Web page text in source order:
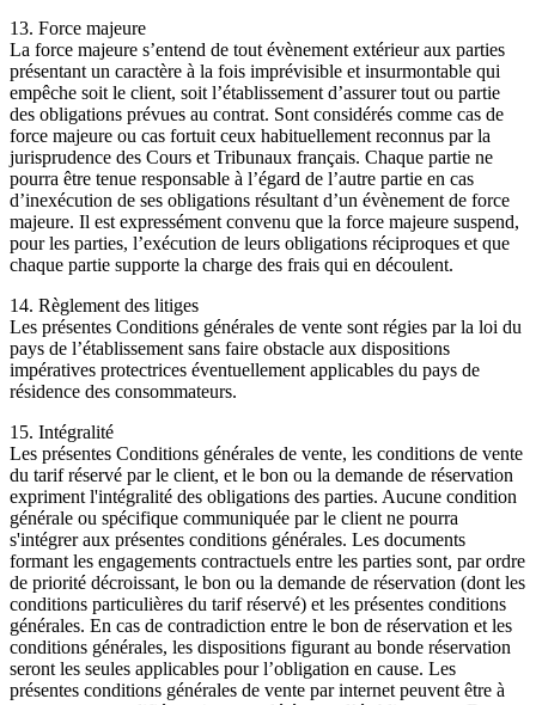
13. Force majeure
La force majeure s’entend de tout évènement extérieur aux parties
présentant un caractère à la fois imprévisible et insurmontable qui
empêche soit le client, soit l’établissement d’assurer tout ou partie
des obligations prévues au contrat. Sont considérés comme cas de
force majeure ou cas fortuit ceux habituellement reconnus par la
jurisprudence des Cours et Tribunaux français. Chaque partie ne
pourra être tenue responsable à l’égard de l’autre partie en cas
d’inexécution de ses obligations résultant d’un évènement de force
majeure. Il est expressément convenu que la force majeure suspend,
pour les parties, l’exécution de leurs obligations réciproques et que
chaque partie supporte la charge des frais qui en découlent.
14. Règlement des litiges
Les présentes Conditions générales de vente sont régies par la loi du
pays de l’établissement sans faire obstacle aux dispositions
impératives protectrices éventuellement applicables du pays de
résidence des consommateurs.
15. Intégralité
Les présentes Conditions générales de vente, les conditions de vente
du tarif réservé par le client, et le bon ou la demande de réservation
expriment l'intégralité des obligations des parties. Aucune condition
générale ou spécifique communiquée par le client ne pourra
s'intégrer aux présentes conditions générales. Les documents
formant les engagements contractuels entre les parties sont, par ordre
de priorité décroissant, le bon ou la demande de réservation (dont les
conditions particulières du tarif réservé) et les présentes conditions
générales. En cas de contradiction entre le bon de réservation et les
conditions générales, les dispositions figurant au bonde réservation
seront les seules applicables pour l’obligation en cause. Les
présentes conditions générales de vente par internet peuvent être à